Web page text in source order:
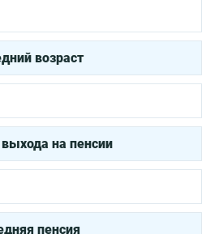
возраст
выхода на пенсии
пенсия